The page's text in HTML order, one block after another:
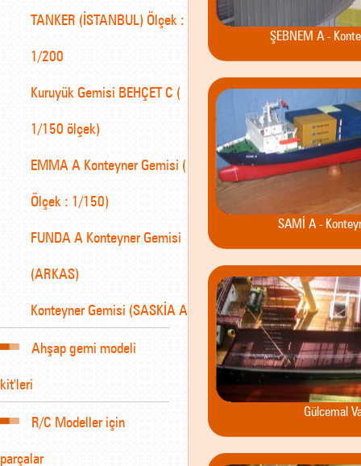
TANKER (İSTANBUL) Ölçek :
1/200
Kuruyük Gemisi BEHÇET C (
1/150 ölçek)
EMMA A Konteyner Gemisi (
Ölçek : 1/150)
FUNDA A Konteyner Gemisi
(ARKAS)
Konteyner Gemisi (SASKİA A)
Ahşap gemi modeli
kit'leri
R/C Modeller için
parçalar
ŞEBNEM A -
SAMİ A -
Gülcemal